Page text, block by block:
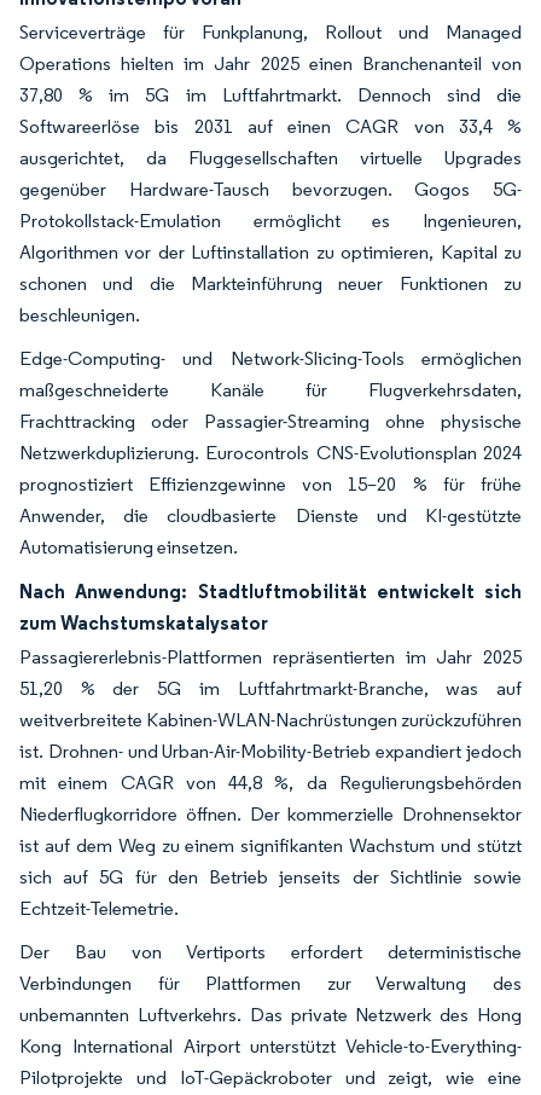
Serviceverträge für Funkplanung, Rollout und Managed
Operations hielten im Jahr 2025 einen Branchenanteil von
37,80 % im 5G im Luftfahrtmarkt. Dennoch sind die
Softwareerlöse bis 2031 auf einen CAGR von 33,4 %
ausgerichtet, da Fluggesellschaften virtuelle Upgrades
gegenüber Hardware-Tausch bevorzugen. Gogos 5G-
Protokollstack-Emulation ermöglicht es Ingenieuren,
Algorithmen vor der Luftinstallation zu optimieren, Kapital zu
schonen und die Markteinführung neuer Funktionen zu
beschleunigen.
Edge-Computing- und Network-Slicing-Tools ermöglichen
maßgeschneiderte Kanäle für Flugverkehrsdaten,
Frachttracking oder Passagier-Streaming ohne physische
Netzwerkduplizierung. Eurocontrols CNS-Evolutionsplan 2024
prognostiziert Effizienzgewinne von 15–20 % für frühe
Anwender, die cloudbasierte Dienste und KI-gestützte
Automatisierung einsetzen.
Nach Anwendung: Stadtluftmobilität entwickelt sich
zum Wachstumskatalysator
Passagiererlebnis-Plattformen repräsentierten im Jahr 2025
51,20 % der 5G im Luftfahrtmarkt-Branche, was auf
weitverbreitete Kabinen-WLAN-Nachrüstungen zurückzuführen
ist. Drohnen- und Urban-Air-Mobility-Betrieb expandiert jedoch
mit einem CAGR von 44,8 %, da Regulierungsbehörden
Niederflugkorridore öffnen. Der kommerzielle Drohnensektor
ist auf dem Weg zu einem signifikanten Wachstum und stützt
sich auf 5G für den Betrieb jenseits der Sichtlinie sowie
Echtzeit-Telemetrie.
Der Bau von Vertiports erfordert deterministische
Verbindungen für Plattformen zur Verwaltung des
unbemannten Luftverkehrs. Das private Netzwerk des Hong
Kong International Airport unterstützt Vehicle-to-Everything-
Pilotprojekte und IoT-Gepäckroboter und zeigt, wie eine